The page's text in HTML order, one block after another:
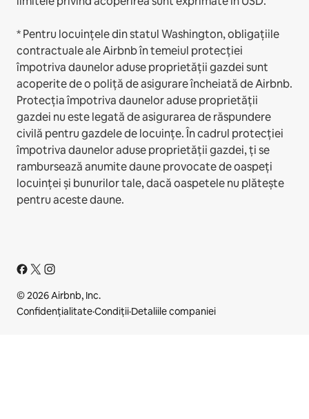
* Pentru locuințele din statul Washington, obligațiile
contractuale ale Airbnb în temeiul protecției
împotriva daunelor aduse proprietății gazdei sunt
acoperite de o poliță de asigurare încheiată de Airbnb.
Protecția împotriva daunelor aduse proprietății
gazdei nu este legată de asigurarea de răspundere
civilă pentru gazdele de locuințe. În cadrul protecției
împotriva daunelor aduse proprietății gazdei, ți se
rambursează anumite daune provocate de oaspeți
locuinței și bunurilor tale, dacă oaspetele nu plătește
pentru aceste daune.
© 2026 Airbnb, Inc.
Confidențialitate·Condiții·Detaliile companiei